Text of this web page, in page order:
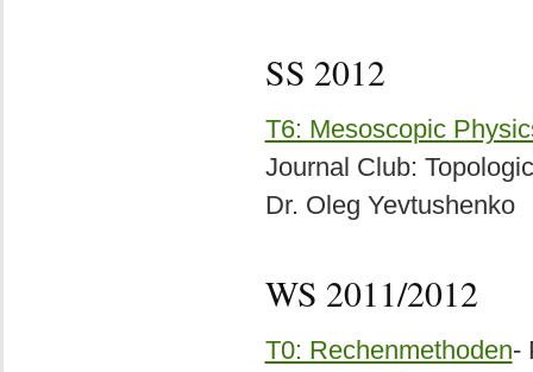
SS 2012
T6: Mesoscopic
Journal Club:
Dr. Oleg Yevtushenko
WS 2011/2012
T0: Rechenmethoden-